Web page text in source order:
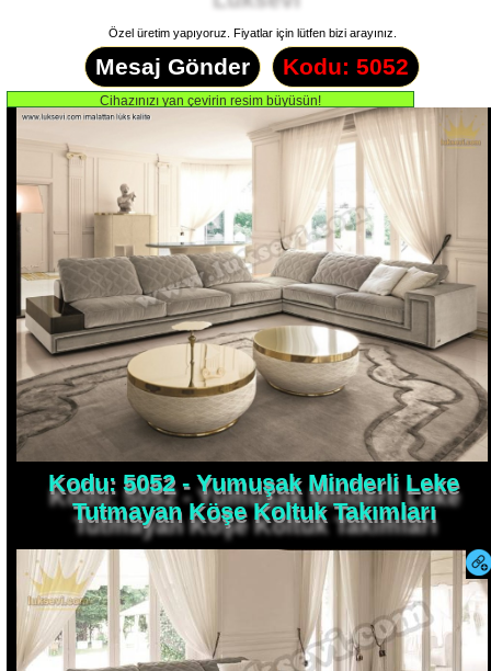
Özel üretim yapıyoruz. Fiyatlar için lütfen bizi arayınız.
Mesaj Gönder Kodu: 5052
Kodu: 5052 - Yumuşak Minderli Leke
Tutmayan Köşe Koltuk Takımları